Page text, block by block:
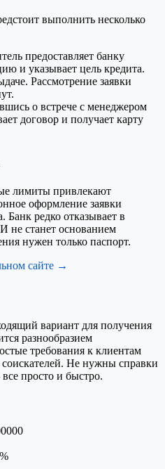
выполнить несколько
предоставляет банку
и указывает цель кредита.
Рассмотрение заявки
о встрече с менеджером
договор и получает карту
лимиты привлекают
оформление заявки
Банк редко отказывает в
не станет основанием
нужен только паспорт.
сайте →
вариант для получения
разнообразием
требования к клиентам
Не нужны справки
просто и быстро.